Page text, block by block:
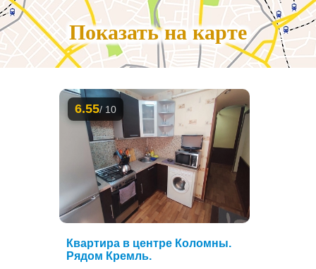
Показать на карте
6.55/ 10
Квартира в центре Коломны.
Рядом Кремль.